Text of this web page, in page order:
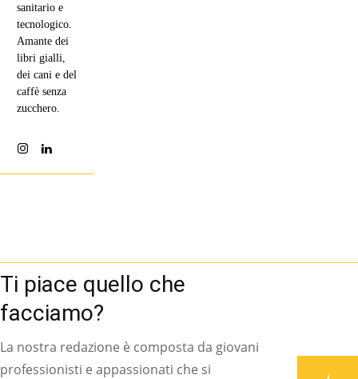
sanitario e
tecnologico.
Amante dei
libri gialli,
dei cani e del
caffè senza
zucchero.
Ti piace quello che
facciamo?
La nostra redazione è composta da giovani
professionisti e appassionati che si